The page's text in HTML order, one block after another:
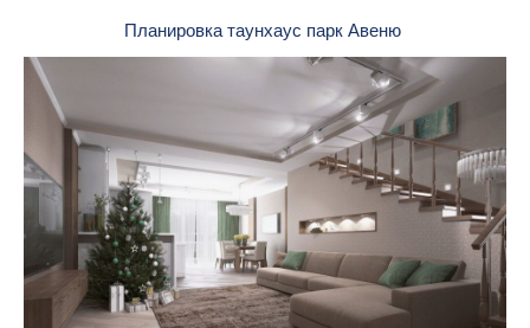
Планировка таунхаус парк Авеню